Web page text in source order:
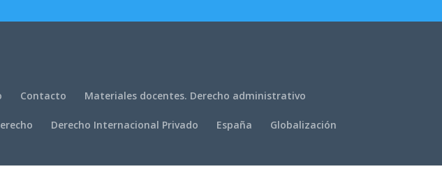
Contacto Materiales docentes. Derecho administrativo
Derecho Internacional Privado España Globalización